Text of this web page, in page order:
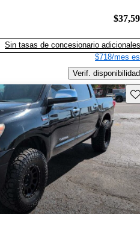
Sin tasas de concesionario adicionales
$718/mes
Verif. disponibilidad